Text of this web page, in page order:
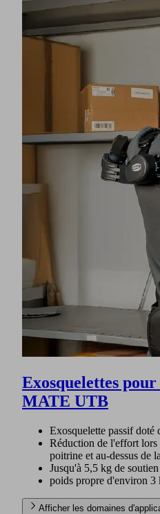
Exosquelettes
MATE UTB
Exosquelette passif doté
Réduction de l'effort lors
poitrine et au-dessus de
Jusqu'à 5,5 kg de
poids propre d'environ 3
Afficher les domaines